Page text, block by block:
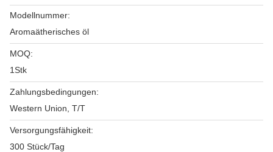
Modellnummer:
Aromaätherisches öl
MOQ:
1Stk
Zahlungsbedingungen:
Western Union, T/T
Versorgungsfähigkeit:
300 Stück/Tag